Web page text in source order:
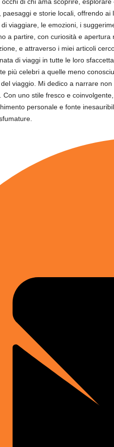
e storie locali, offrendo
viaggiare, le emozioni, i
a partire, con curiosità e
e attraverso i miei articoli
di viaggi in tutte le loro
più celebri a quelle meno
viaggio. Mi dedico a narrare
uno stile fresco e
personale e fonte